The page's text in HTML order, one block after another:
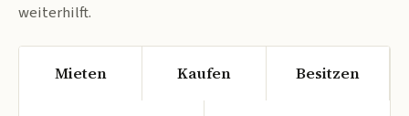
weiterhilft.
Mieten Kaufen Besitzen